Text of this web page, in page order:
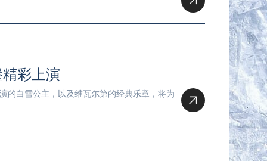
彩上演
的白雪公主，以及维瓦尔第的经典乐章，将为